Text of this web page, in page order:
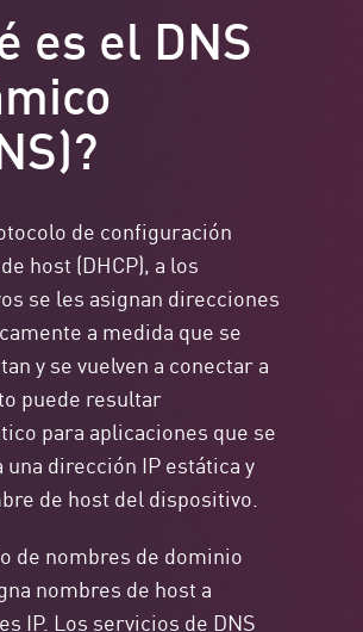
es el DNS
de configuración
host (DHCP), a los
se les asignan direcciones
a medida que se
y se vuelven a conectar a
puede resultar
para aplicaciones que se
una dirección IP estática y
de host del dispositivo.
de nombres de dominio
nombres de host a
IP. Los servicios de DNS